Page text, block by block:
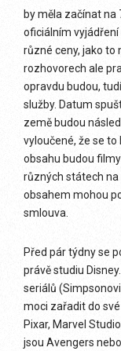
by měla začínat na
oficiálním
různé ceny, jako to
rozhovorech ale
opravdu budou,
služby. Datum
země budou
vyloučené, že se to
obsahu budou
různých státech na
obsahem mohou
smlouva.
Před pár týdny se
právě studiu
seriálů
moci zařadit do
Pixar, Marvel
jsou Avengers